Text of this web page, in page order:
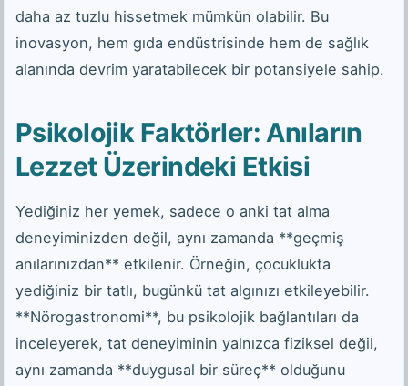
daha az tuzlu hissetmek mümkün olabilir. Bu
inovasyon, hem gıda endüstrisinde hem de sağlık
alanında devrim yaratabilecek bir potansiyele sahip.
Psikolojik Faktörler: Anıların
Lezzet Üzerindeki Etkisi
Yediğiniz her yemek, sadece o anki tat alma
deneyiminizden değil, aynı zamanda **geçmiş
anılarınızdan** etkilenir. Örneğin, çocuklukta
yediğiniz bir tatlı, bugünkü tat algınızı etkileyebilir.
**Nörogastronomi**, bu psikolojik bağlantıları da
inceleyerek, tat deneyiminin yalnızca fiziksel değil,
aynı zamanda **duygusal bir süreç** olduğunu